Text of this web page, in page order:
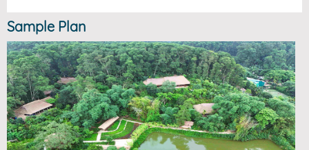
Sample Plan